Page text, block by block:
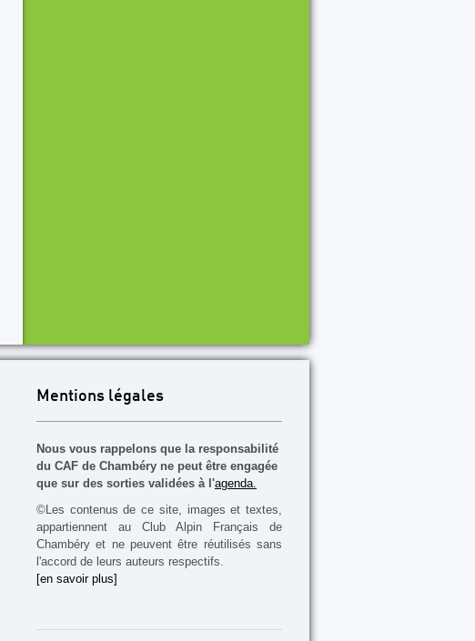
Mentions légales
Nous vous rappelons que la responsabilité
du CAF de Chambéry ne peut être engagée
que sur des sorties validées à l'agenda.
©Les contenus de ce site, images et textes,
appartiennent au Club Alpin Français de
Chambéry et ne peuvent être réutilisés sans
l'accord de leurs auteurs respectifs.
[en savoir plus]